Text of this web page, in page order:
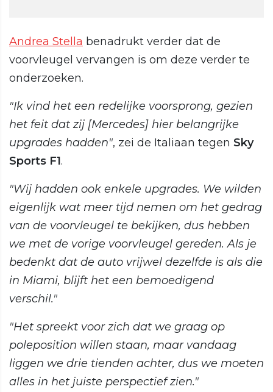
Andrea Stella benadrukt verder dat de
voorvleugel vervangen is om deze verder te
onderzoeken.
"Ik vind het een redelijke voorsprong, gezien
het feit dat zij [Mercedes] hier belangrijke
upgrades hadden", zei de Italiaan tegen Sky
Sports F1.
"Wij hadden ook enkele upgrades. We wilden
eigenlijk wat meer tijd nemen om het gedrag
van de voorvleugel te bekijken, dus hebben
we met de vorige voorvleugel gereden. Als je
bedenkt dat de auto vrijwel dezelfde is als die
in Miami, blijft het een bemoedigend
verschil."
"Het spreekt voor zich dat we graag op
poleposition willen staan, maar vandaag
liggen we drie tienden achter, dus we moeten
alles in het juiste perspectief zien."